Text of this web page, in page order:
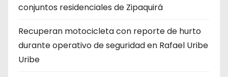
conjuntos residenciales de Zipaquirá
Recuperan motocicleta con reporte de hurto
durante operativo de seguridad en Rafael Uribe
Uribe